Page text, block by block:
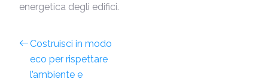
energetica degli edifici.
Costruisci in modo
eco per rispettare
l’ambiente e